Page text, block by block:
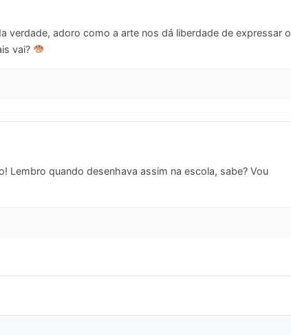
verdade, adoro como a arte nos dá liberdade de expressar o
vai?
Lembro quando desenhava assim na escola, sabe? Vou